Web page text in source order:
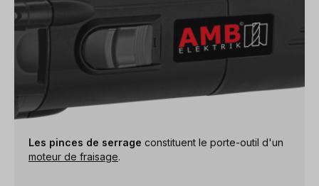
Les pinces de serrage constituent le porte-outil d'un
moteur de fraisage.